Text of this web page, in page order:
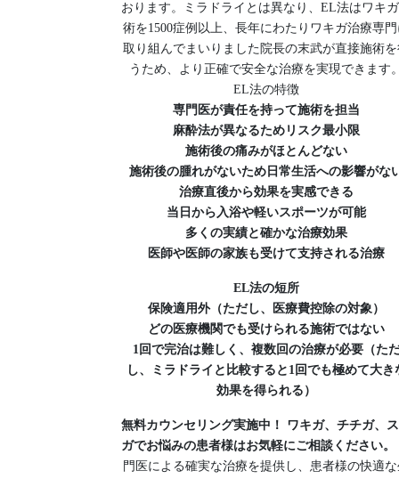
おります。ミラドライとは異なり、EL法はワキ
術を1500症例以上、長年にわたりワキガ治療専
取り組んでまいりました院長の末武が直接施術
うため、より正確で安全な治療を実現できます
EL法の特徴
専門医が責任を持って施術を担当
麻酔法が異なるためリスク最小限
施術後の痛みがほとんどない
施術後の腫れがないため日常生活への影響がな
治療直後から効果を実感できる
当日から入浴や軽いスポーツが可能
多くの実績と確かな治療効果
医師や医師の家族も受けて支持される治療
EL法の短所
保険適用外（ただし、医療費控除の対象）
どの医療機関でも受けられる施術ではない
1回で完治は難しく、複数回の治療が必要（た
し、ミラドライと比較すると1回でも極めて大き
効果を得られる）
無料カウンセリング実施中！
ワキガ、チチガ、
ガでお悩みの患者様はお気軽にご相談ください。
門医による確実な治療を提供し、患者様の快適